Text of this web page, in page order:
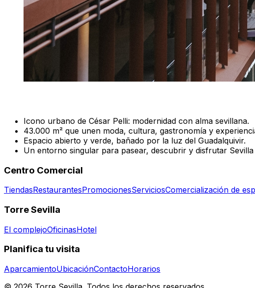
Icono urbano de César Pelli: modernidad con alma sevillana.
43.000 m² que unen moda, cultura, gastronomía y
Espacio abierto y verde, bañado por la luz del Guadalquivir.
Un entorno singular para pasear, descubrir y disfrutar Sevilla
Centro Comercial
TiendasRestaurantesPromocionesServiciosComercialización de
Torre Sevilla
El complejoOficinasHotel
Planifica tu visita
AparcamientoUbicaciónContactoHorarios